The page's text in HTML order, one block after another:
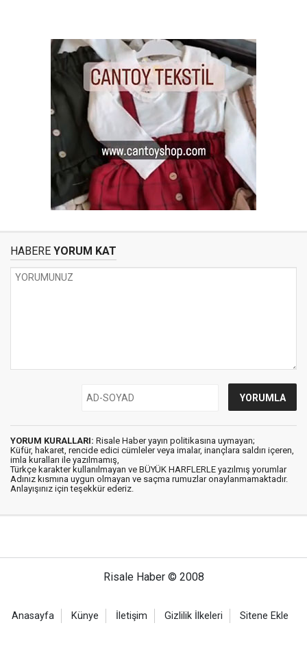
HABERE YORUM KAT
YORUM KURALLARI: Risale Haber yayın politikasına uymayan;
Küfür, hakaret, rencide edici cümleler veya imalar, inançlara saldırı içeren,
imla kuralları ile yazılmamış,
Türkçe karakter kullanılmayan ve BÜYÜK HARFLERLE yazılmış yorumlar
Adınız kısmına uygun olmayan ve saçma rumuzlar onaylanmamaktadır.
Anlayışınız için teşekkür ederiz.
Risale Haber © 2008
Anasayfa Künye İletişim Gizlilik İlkeleri Sitene Ekle